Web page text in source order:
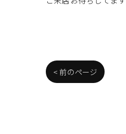
< 前のページ